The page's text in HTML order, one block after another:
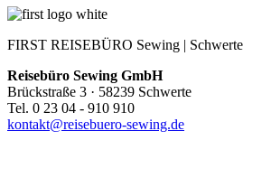
FIRST REISEBÜRO Sewing | Schwerte
Reisebüro Sewing GmbH
Brückstraße 3 · 58239 Schwerte
Tel. 0 23 04 - 910 910
kontakt@reisebuero-sewing.de